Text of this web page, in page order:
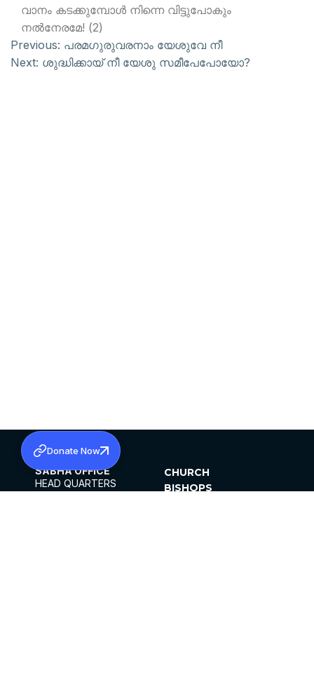
വാനം കടക്കുമ്പോള്‍ നിന്നെ വിട്ടുപോകും
നല്‍നേരമേ! (2)
Previous: പരമഗുരുവരനാം യേശുവേ നീ
Next: ശുദ്ധിക്കായ് നീ യേശു സമീപേപോയോ?
SABHA OFFICE
HEAD QUARTERS
CHURCH
BISHOPS
Donate Now